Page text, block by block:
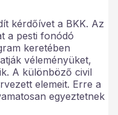
kérdőívet a BKK. Az
a pesti fonódó
keretében
véleményüket,
A különböző civil
elemeit. Erre a
egyeztetnek